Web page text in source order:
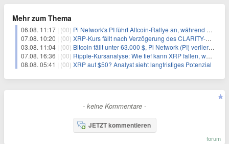
Mehr zum Thema
06.08. 11:17 | (00) Pi Network's PI führt Altcoin-Rallye an, während Bitcoin $65.000 anpeilt
07.08. 10:20 | (00) XRP-Kurs fällt nach Verzögerung des CLARITY-Gesetzes, Analyst warnt vor schwachem August-Trend
03.08. 11:04 | (00) Bitcoin fällt unter 63.000 $, Pi Network (PI) verliert an Schwung
07.08. 16:36 | (00) Ripple-Kursanalyse: Wie tief kann XRP fallen, wenn die $1-Unterstützung am Wochenende verloren geht?
08.08. 05:41 | (00) XRP auf $50? Analyst sieht langfristiges Potenzial
- keine Kommentare -
JETZT kommentieren
forum